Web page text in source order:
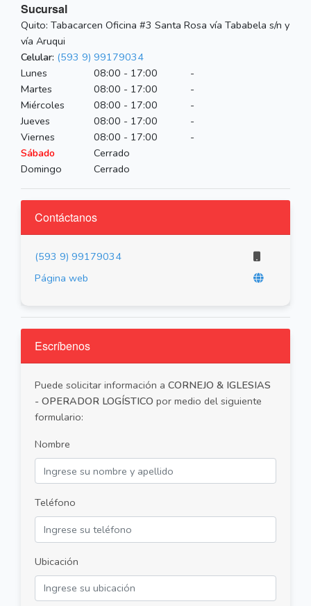
Sucursal
Quito: Tabacarcen Oficina #3 Santa Rosa vía Tababela s/n y
vía Aruqui
Celular: (593 9) 99179034
Lunes
08:00 - 17:00
-
Martes
08:00 - 17:00
-
Miércoles
08:00 - 17:00
-
Jueves
08:00 - 17:00
-
Viernes
08:00 - 17:00
-
Sábado
Cerrado
Domingo
Cerrado
Contáctanos
(593 9) 99179034
Página web
Escríbenos
Puede solicitar información a CORNEJO & IGLESIAS
- OPERADOR LOGÍSTICO por medio del siguiente
formulario:
Nombre
Teléfono
Ubicación